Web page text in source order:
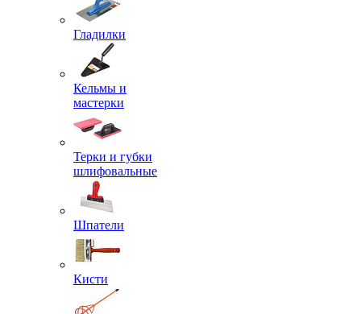
Гладилки
Кельмы и
мастерки
Терки и губки
шлифовальные
Шпатели
Кисти